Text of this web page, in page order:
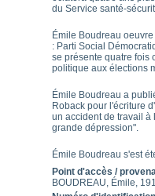
du Service santé-
Émile Boudreau
: Parti Social
se présente quatre fois
politique aux élections
Émile Boudreau a
Roback pour l'écriture
un accident de travail à
grande dépression".
Émile Boudreau s'est
Point d'accès /
BOUDREAU, Émile,